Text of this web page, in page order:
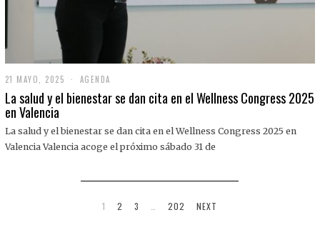
21 MAYO, 2025
1
M
O
,
AGENDA
La salud y el bienestar se dan cita en el Wellness Congress 2025
en Valencia
La salud y el bienestar se dan cita en el Wellness Congress 2025 en
Valencia Valencia acoge el próximo sábado 31 de
1 2 3 202 NEXT